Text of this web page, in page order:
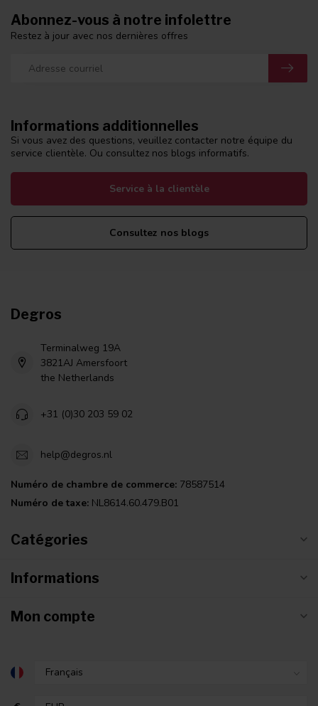
Informations additionnelles
Si vous avez des questions, veuillez contacter notre équipe du
service clientèle. Ou consultez nos blogs informatifs.
Service à la clientèle
Consultez nos blogs
Abonnez-vous à notre infolettre
Restez à jour avec nos dernières offres
Degros
Terminalweg 19A
3821AJ Amersfoort
the Netherlands
+31 (0)30 203 59 02
help@degros.nl
Numéro de chambre de commerce: 78587514
Numéro de taxe: NL8614.60.479.B01
Catégories
Informations
Mon compte